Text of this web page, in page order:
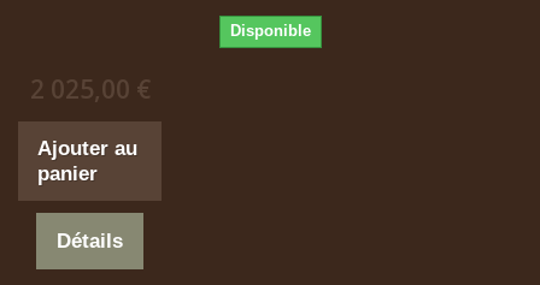
Disponible
2 025,00 €
Ajouter au
panier
Détails